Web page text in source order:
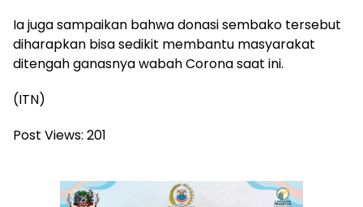
Ia juga sampaikan bahwa donasi sembako tersebut
diharapkan bisa sedikit membantu masyarakat
ditengah ganasnya wabah Corona saat ini.
(ITN)
Post Views: 201